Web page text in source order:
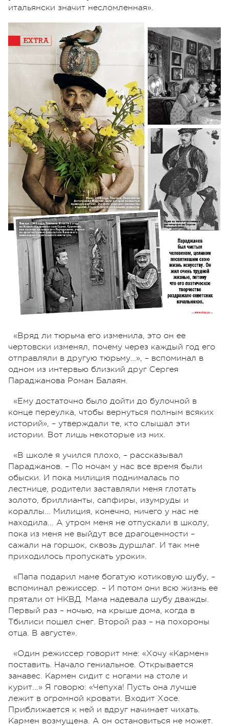
итальянски значит несломленная».
«Вряд ли тюрьма его изменила, это он ее
чертовски изменял, почему через каждый год его
отправляли в другую тюрьму…», – вспоминал в
одном из интервью близкий друг Сергея
Параджанова Роман Балаян.
«Ему достаточно было дойти до булочной в
конце переулка, чтобы вернуться полным всяких
историй», – утверждали те, кто слышал эти
истории. Вот лишь некоторые из них.
«В школе я учился плохо, – рассказывал
Параджанов. – По ночам у нас все время были
обыски. И пока милиция поднималась по
лестнице, родители заставляли меня глотать
золото, бриллианты, сапфиры, изумруды и
кораллы... Милиция, конечно, ничего у нас не
находила... А утром меня не отпускали в школу,
пока из меня не выйдут все драгоценности –
сажали на горшок, сквозь дуршлаг. И так мне
приходилось пропускать уроки».
«Папа подарил маме богатую котиковую шубу, –
вспоминал режиссер. – И потом они всю жизнь ее
прятали от НКВД. Мама надевала шубу дважды.
Первый раз – ночью, на крыше дома, когда в
Тбилиси пошел снег. Второй раз – на похороны
отца. В августе».
«Один режиссер говорит мне: «Хочу «Кармен»
поставить. Начало гениальное. Открывается
занавес. Кармен сидит с ногами на столе и
курит...» Я говорю: «Чепуха! Пусть она лучше
лежит в огромной кровати. Входит Хосе.
Приближается к ней и вдруг начинает чихать.
Кармен возмущена. А он остановиться не может.